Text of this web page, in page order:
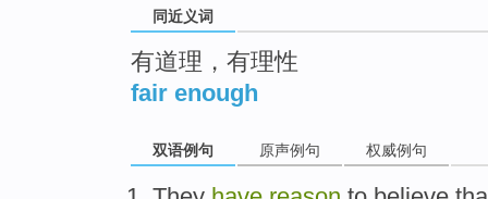
同近义词
有道理，有理性
fair enough
双语例句 原声例句 权威例句